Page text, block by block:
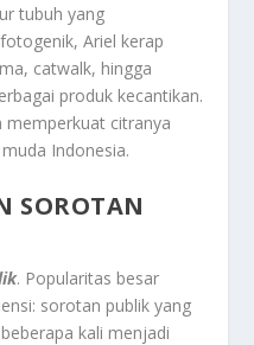
tubuh yang
Ariel kerap
catwalk, hingga
produk kecantikan.
memperkuat citranya
Indonesia.
SOROTAN
. Popularitas besar
sorotan publik yang
kali menjadi